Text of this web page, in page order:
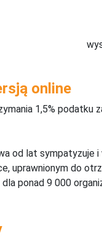
online
1,5% podatku
od lat sympatyzuje
uprawnionym do
ponad 9 000